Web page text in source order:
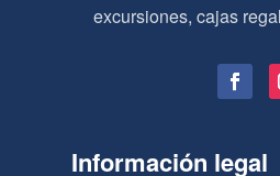
excursiones, cajas
Información legal